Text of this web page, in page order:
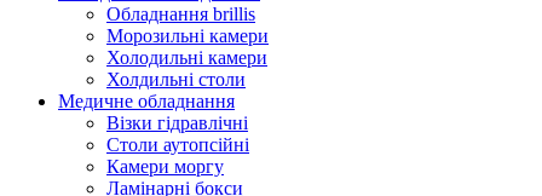
Обладнання brillis
Морозильні камери
Холодильні камери
Холдильні столи
Медичне обладнання
Візки гідравлічні
Столи аутопсійні
Камери моргу
Ламінарні бокси